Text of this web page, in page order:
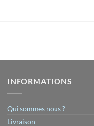
INFORMATIONS
Qui sommes nous ?
Livraison